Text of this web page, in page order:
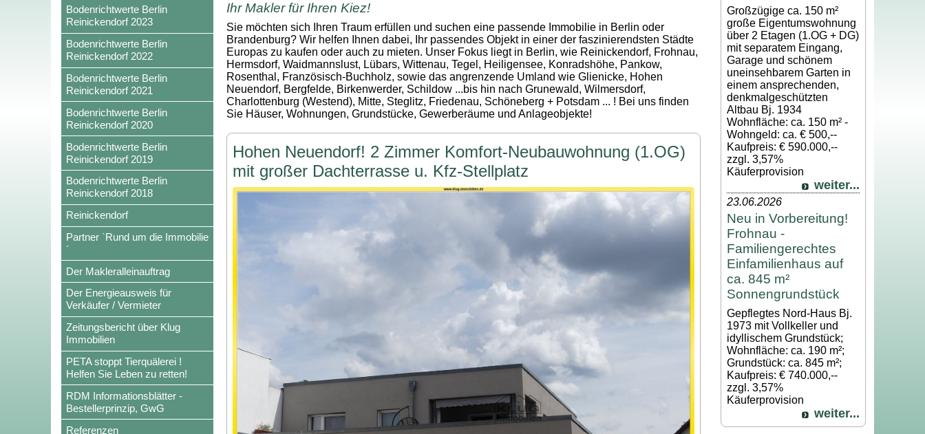
Bodenrichtwerte Berlin
Reinickendorf 2023
Bodenrichtwerte Berlin
Reinickendorf 2022
Bodenrichtwerte Berlin
Reinickendorf 2021
Bodenrichtwerte Berlin
Reinickendorf 2020
Bodenrichtwerte Berlin
Reinickendorf 2019
Bodenrichtwerte Berlin
Reinickendorf 2018
Reinickendorf
Partner `Rund um die Immobilie
´
Der Makleralleinauftrag
Der Energieausweis für
Verkäufer / Vermieter
Zeitungsbericht über Klug
Immobilien
PETA stoppt Tierquälerei !
Helfen Sie Leben zu retten!
RDM Informationsblätter -
Bestellerprinzip, GwG
Referenzen
Ihr Makler für Ihren Kiez!
Sie möchten sich Ihren Traum erfüllen und suchen eine passende Immobilie in Berlin oder
Brandenburg? Wir helfen Ihnen dabei, Ihr passendes Objekt in einer der faszinierendsten Städte
Europas zu kaufen oder auch zu mieten. Unser Fokus liegt in Berlin, wie Reinickendorf, Frohnau,
Hermsdorf, Waidmannslust, Lübars, Wittenau, Tegel, Heiligensee, Konradshöhe, Pankow,
Rosenthal, Französisch-Buchholz, sowie das angrenzende Umland wie Glienicke, Hohen
Neuendorf, Bergfelde, Birkenwerder, Schildow ...bis hin nach Grunewald, Wilmersdorf,
Charlottenburg (Westend), Mitte, Steglitz, Friedenau, Schöneberg + Potsdam ... ! Bei uns finden
Sie Häuser, Wohnungen, Grundstücke, Gewerberäume und Anlageobjekte!
Hohen Neuendorf! 2 Zimmer Komfort-Neubauwohnung (1.OG)
mit großer Dachterrasse u. Kfz-Stellplatz
Großzügige ca. 150 m²
große Eigentumswohnung
über 2 Etagen (1.OG + DG)
mit separatem Eingang,
Garage und schönem
uneinsehbarem Garten in
einem ansprechenden,
denkmalgeschützten
Altbau Bj. 1934
Wohnfläche: ca. 150 m² -
Wohngeld: ca. € 500,--
Kaufpreis: € 590.000,--
zzgl. 3,57%
Käuferprovision
weiter...
23.06.2026
Neu in Vorbereitung!
Frohnau -
Familiengerechtes
Einfamilienhaus auf
ca. 845 m²
Sonnengrundstück
Gepflegtes Nord-Haus Bj.
1973 mit Vollkeller und
idyllischem Grundstück;
Wohnfläche: ca. 190 m²;
Grundstück: ca. 845 m²;
Kaufpreis: € 740.000,--
zzgl. 3,57%
Käuferprovision
weiter...